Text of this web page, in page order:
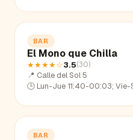
BAR
El Mono que Chilla
★★★★☆3.5(30)
📍 Calle del Sol 5
🕒 Lun-Jue 11:40-00:03; Vie-
BAR